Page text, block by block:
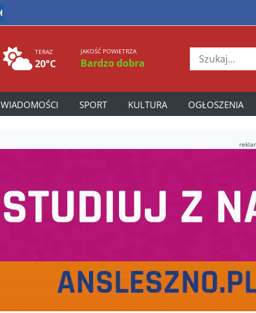
TERAZ
20°C
JAKOŚĆ POWIETRZA
Bardzo dobra
WIADOMOŚCI SPORT KULTURA OGŁOSZENIA